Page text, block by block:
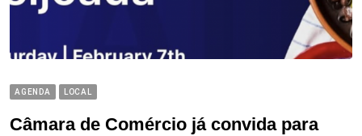
AGENDA LOCAL
Câmara de Comércio já convida para